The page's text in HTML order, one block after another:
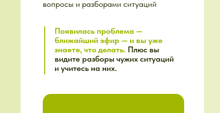
ИТОГО, ВНУТРИ
ВАС ЕСТЬ: